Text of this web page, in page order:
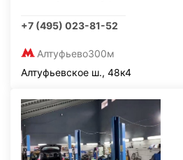
+7 (495) 023-81-52
Алтуфьево300м
Алтуфьевское ш., 48к4